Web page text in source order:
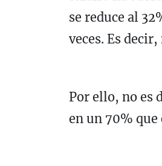
se reduce al
veces. Es
Por ello, no es
en un 70%